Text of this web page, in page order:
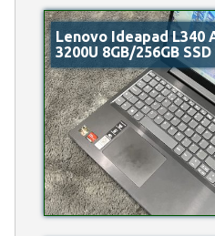
Lenovo Ideapad L340
3200U 8GB/256GB SSD